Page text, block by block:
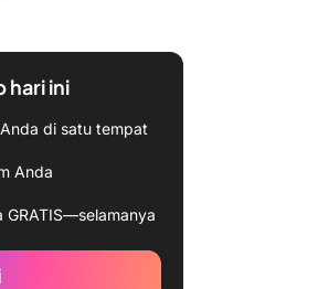
hari ini
di satu tempat
Anda
GRATIS—selamanya